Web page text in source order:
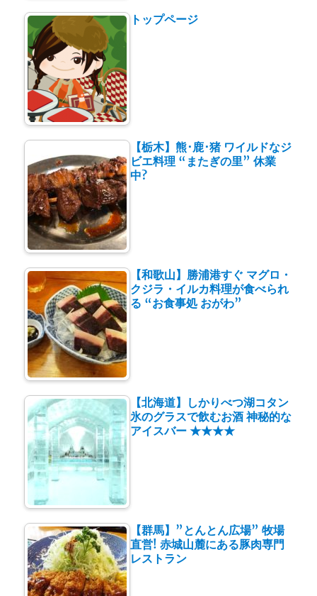
トップページ
【栃木】熊･鹿･猪 ワイルドなジ
ビエ料理 “またぎの里” 休業
中?
【和歌山】勝浦港すぐ マグロ・
クジラ・イルカ料理が食べられ
る “お食事処 おがわ”
【北海道】しかりべつ湖コタン
氷のグラスで飲むお酒 神秘的な
アイスバー ★★★★
【群馬】”とんとん広場” 牧場
直営! 赤城山麓にある豚肉専門
レストラン